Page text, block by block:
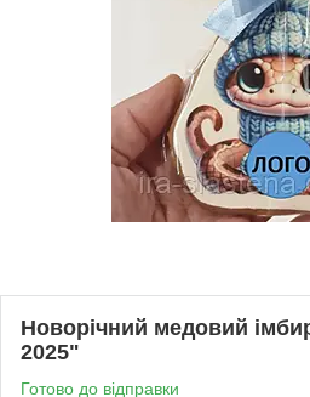
Новорічний медовий
2025"
Готово до відправки